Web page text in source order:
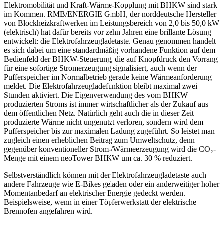
Elektromobilität und Kraft-Wärme-Kopplung mit BHKW sind stark
im Kommen. RMB/ENERGIE GmbH, der norddeutsche Hersteller
von Blockheizkraftwerken im Leistungsbereich von 2,0 bis 50,0 kW
(elektrisch) hat dafür bereits vor zehn Jahren eine brillante Lösung
entwickelt: die Elektrofahrzeugladetaste. Genau genommen handelt
es sich dabei um eine standardmäßig vorhandene Funktion auf dem
Bedienfeld der BHKW-Steuerung, die auf Knopfdruck den Vorrang
für eine sofortige Stromerzeugung signalisiert, auch wenn der
Pufferspeicher im Normalbetrieb gerade keine Wärmeanforderung
meldet. Die Elektrofahrzeugladefunktion bleibt maximal zwei
Stunden aktiviert. Die Eigenverwendung des vom BHKW
produzierten Stroms ist immer wirtschaftlicher als der Zukauf aus
dem öffentlichen Netz. Natürlich geht auch die in dieser Zeit
produzierte Wärme nicht ungenutzt verloren, sondern wird dem
Pufferspeicher bis zur maximalen Ladung zugeführt. So leistet man
zugleich einen erheblichen Beitrag zum Umweltschutz, denn
gegenüber konventioneller Strom-/Wärmeerzeugung wird die CO₂-
Menge mit einem neoTower BHKW um ca. 30 % reduziert.
Selbstverständlich können mit der Elektrofahrzeugladetaste auch
andere Fahrzeuge wie E-Bikes geladen oder ein anderweitiger hoher
Momentanbedarf an elektrischer Energie gedeckt werden.
Beispielsweise, wenn in einer Töpferwerkstatt der elektrische
Brennofen angefahren wird.